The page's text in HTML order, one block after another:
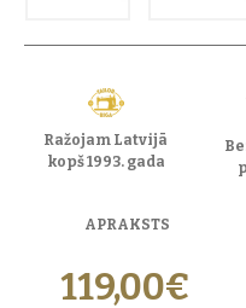
Ražojam Latvijā
kopš 1993. gada
APRAKSTS
119,00€